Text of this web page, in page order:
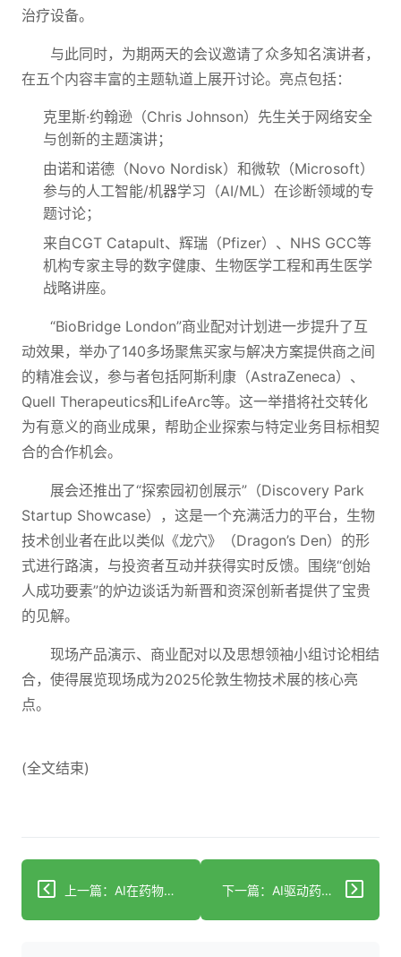
治疗设备。
与此同时，为期两天的会议邀请了众多知名演讲者，
在五个内容丰富的主题轨道上展开讨论。亮点包括：
克里斯·约翰逊（Chris Johnson）先生关于网络安全
与创新的主题演讲；
由诺和诺德（Novo Nordisk）和微软（Microsoft）
参与的人工智能/机器学习（AI/ML）在诊断领域的专
题讨论；
来自CGT Catapult、辉瑞（Pfizer）、NHS GCC等
机构专家主导的数字健康、生物医学工程和再生医学
战略讲座。
“BioBridge London”商业配对计划进一步提升了互
动效果，举办了140多场聚焦买家与解决方案提供商之间
的精准会议，参与者包括阿斯利康（AstraZeneca）、
Quell Therapeutics和LifeArc等。这一举措将社交转化
为有意义的商业成果，帮助企业探索与特定业务目标相契
合的合作机会。
展会还推出了“探索园初创展示”（Discovery Park
Startup Showcase），这是一个充满活力的平台，生物
技术创业者在此以类似《龙穴》（Dragon’s Den）的形
式进行路演，与投资者互动并获得实时反馈。围绕“创始
人成功要素”的炉边谈话为新晋和资深创新者提供了宝贵
的见解。
现场产品演示、商业配对以及思想领袖小组讨论相结
合，使得展览现场成为2025伦敦生物技术展的核心亮
点。
(全文结束)
上一篇：AI在药物发现领域：从假设到现实 下一篇：AI驱动药物研发公司Insilico Medicine与阿联酋大学签署合作备忘录以培养人才和推动学术创新